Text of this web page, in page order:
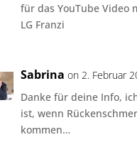
für das YouTube Video
LG Franzi
Sabrina on 2. Februar
Danke für deine Info,
ist, wenn
kommen…